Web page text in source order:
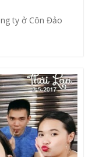
ty ở Côn Đảo